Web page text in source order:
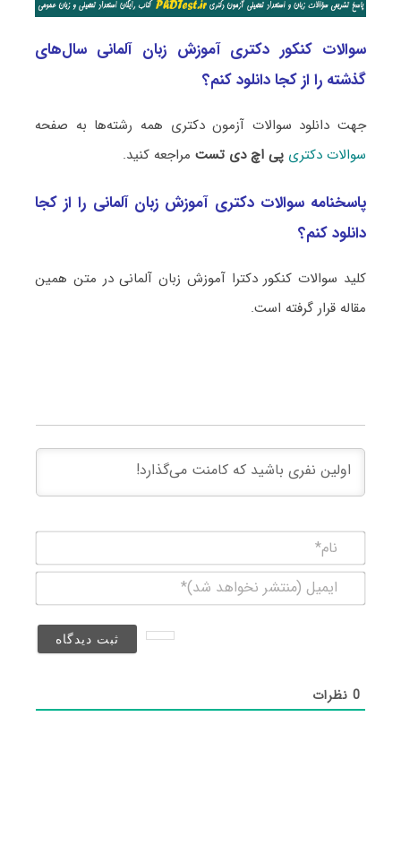
سوالات کنکور دکتری آموزش زبان آلمانی سال‌های
گذشته را از کجا دانلود کنم؟
جهت دانلود سوالات آزمون دکتری همه رشته‌ها به صفحه
سوالات دکتری پی اچ دی تستمراجعه کنید.
پاسخنامه سوالات دکتری آموزش زبان آلمانی را از کجا
دانلود کنم؟
کلید سوالات کنکور دکترا آموزش زبان آلمانی در متن همین
مقاله قرار گرفته است.
(منتشر
0نظرات